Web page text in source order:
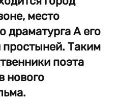
место
драматурга А его
Таким
поэта
нового